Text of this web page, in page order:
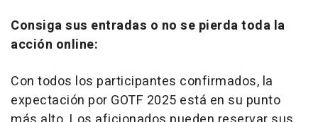
Consiga sus entradas o no se pierda toda la
acción online:
Con todos los participantes confirmados, la
expectación por GOTF 2025 está en su punto